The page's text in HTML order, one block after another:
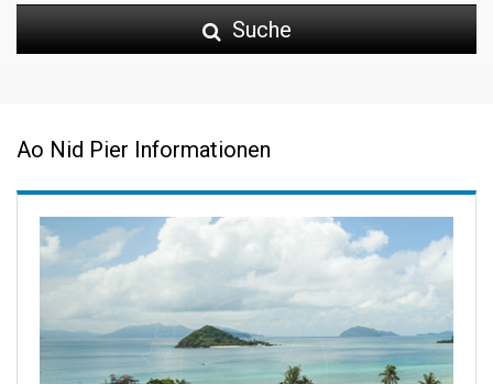
Suche
Ao Nid Pier Informationen